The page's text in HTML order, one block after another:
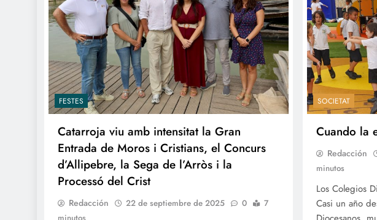
FESTES
Catarroja viu amb intensitat la Gran
Entrada de Moros i Cristians, el Concurs
d’Allipebre, la Sega de l’Arròs i la
Processó del Crist
Redacción 22 de septiembre de 2025 0
7
SOCIETAT
Cuando la
Redacción
minutos
Los Colegios
Casi un año